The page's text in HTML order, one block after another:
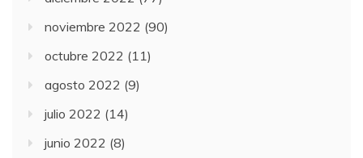
noviembre 2022 (90)
octubre 2022 (11)
agosto 2022 (9)
julio 2022 (14)
junio 2022 (8)